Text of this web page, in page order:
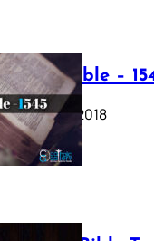
Luther Bible –
October 17, 2018